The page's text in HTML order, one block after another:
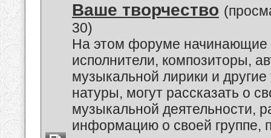
Ваше творчество
30)
На этом форуме начинающие
исполнители, композиторы,
музыкальной лирики и другие
натуры, могут рассказать о
музыкальной деятельности,
информацию о своей группе,